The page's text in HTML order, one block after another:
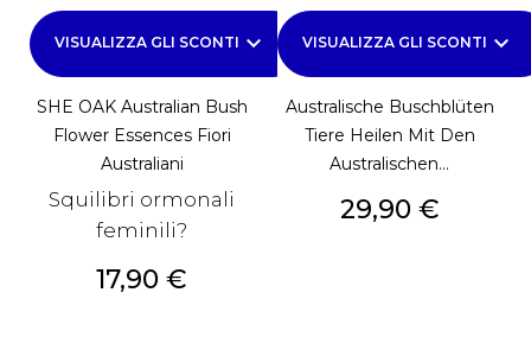
VISUALIZZA GLI SCONTI keyboard_arrow_down
SHE OAK Australian Bush
Flower Essences Fiori
Australiani
Squilibri ormonali
feminili?
Prezzo
17,90 €
VISUALIZZA GLI SCONTI keyboard_arrow_down
Australische Buschblüten
Tiere Heilen Mit Den
Australischen...
Prezzo
29,90 €